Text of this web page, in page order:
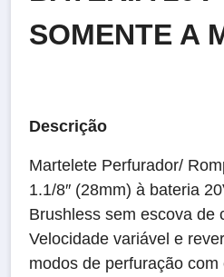
SOMENTE A
Descrição
Martelete Perfurador/
1.1/8″ (28mm) à bateria
Brushless sem escova de
Velocidade variável e
modos de perfuração